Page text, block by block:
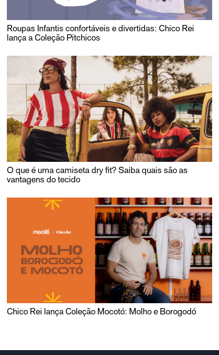
Roupas Infantis confortáveis e divertidas: Chico Rei
lança a Coleção Pitchicos
O que é uma camiseta dry fit? Saiba quais são as
vantagens do tecido
Chico Rei lança Coleção Mocotó: Molho e Borogodó